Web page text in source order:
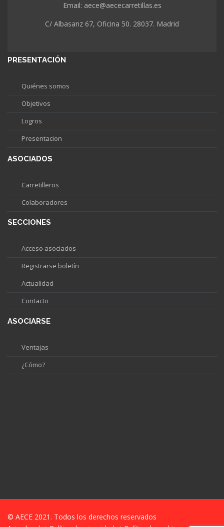
Email: aece@aececarretillas.es
C/ Albasanz 67, Oficina 50. 28037. Madrid
PRESENTACIÓN
Quiénes somos
Objetivos
Logros
Presentacion
ASOCIADOS
Carretilleros
Colaboradores
SECCIONES
Acceso asociados
Registrarse boletín
Actualidad
Contacto
ASOCIARSE
Ventajas
¿Cómo?
© AECE 2021. Todos los derechos reservados